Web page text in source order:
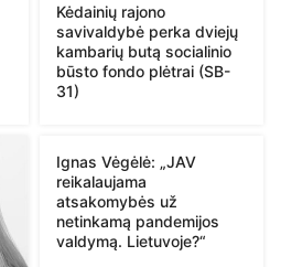
Kėdainių rajono
savivaldybė perka dviejų
kambarių butą socialinio
būsto fondo plėtrai (SB-
31)
Ignas Vėgėlė: „JAV
reikalaujama
atsakomybės už
netinkamą pandemijos
valdymą. Lietuvoje?“